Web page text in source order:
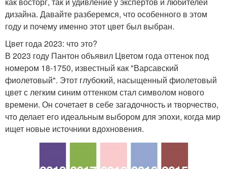
дизайна. Давайте разберемся, что особенного в этом
году и почему именно этот цвет был выбран.
Цвет года 2023: что это?
В 2023 году Пантон объявил Цветом года оттенок под
номером 18-1750, известный как "Варсавский
фиолетовый". Этот глубокий, насыщенный фиолетовый
цвет с легким синим оттенком стал символом нового
времени. Он сочетает в себе загадочность и творчество,
что делает его идеальным выбором для эпохи, когда мир
ищет новые источники вдохновения.